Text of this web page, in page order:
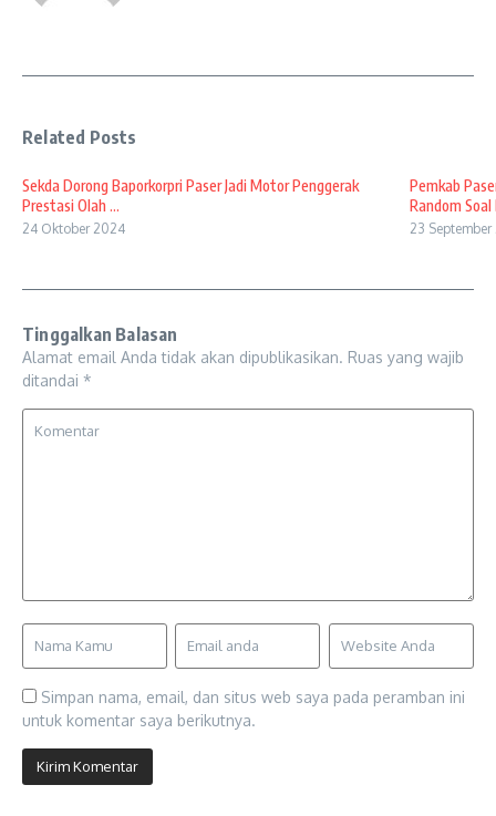
Related Posts
Sekda Dorong Baporkorpri Paser Jadi Motor Penggerak
Prestasi Olah ...
24 Oktober 2024
Pemkab
Random Soal
23
Tinggalkan Balasan
Alamat email Anda tidak akan dipublikasikan. Ruas yang wajib
ditandai *
Simpan nama, email, dan situs web saya pada peramban ini
untuk komentar saya berikutnya.